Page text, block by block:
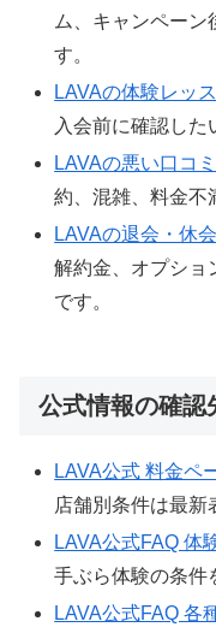
ム、キャンペー
す。
LAVAの体験レッ
入会前に確認した
LAVAの悪い口コ
約、混雑、料金不
LAVAの退会・休
解約金、オプショ
です。
公式情報の確認
LAVA公式 料金ペ
店舗別条件は最新
LAVA公式FAQ 体
手ぶら体験の条件
LAVA公式FAQ 各